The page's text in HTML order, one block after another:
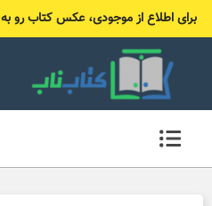
برای اطلاع از موجودی، عکس کتاب رو به ۰۹۱۹۹۸۱۴۷۹۶ (بله یا ایتا) بفرست